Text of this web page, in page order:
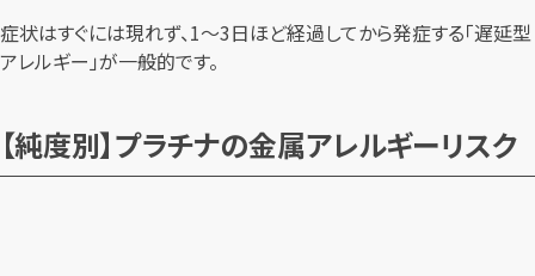
症状はすぐには現れず、1〜3日ほど経過してから発症する「遅延型
アレルギー」が一般的です。
【純度別】プラチナの金属アレルギーリスク